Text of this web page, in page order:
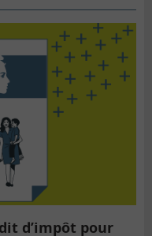
d’impôt pour